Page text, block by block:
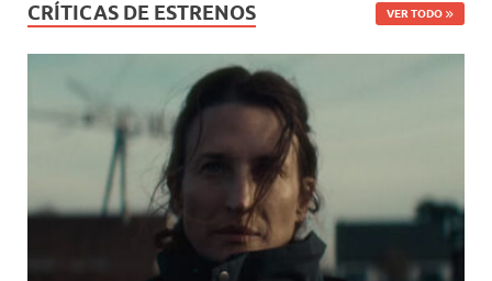
CRÍTICAS DE ESTRENOS VER TODO